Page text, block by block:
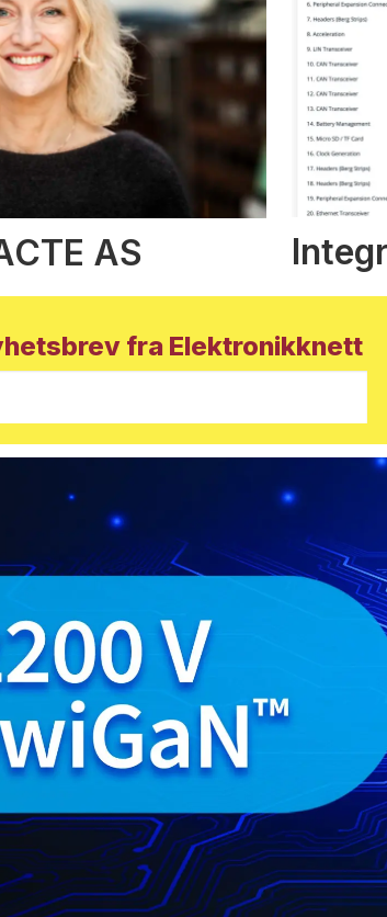
AS
fra Elektronikknett